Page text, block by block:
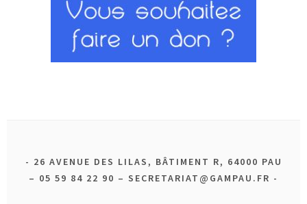
26 AVENUE DES LILAS, BÂTIMENT R, 64000 PAU
– 05 59 84 22 90 – SECRETARIAT@GAMPAU.FR